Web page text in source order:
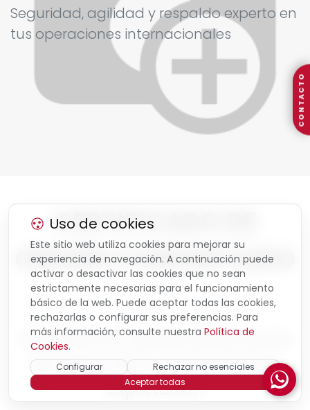
Seguridad, agilidad y respaldo experto en
tus operaciones internacionales
CERTIFICADO DE
ORIGEN COMUNITARIO
Acreditamos oficialmente el país
de origen de tu mercancía de
exportación
Uso de cookies
Este sitio web utiliza cookies para mejorar su
experiencia de navegación. A continuación puede
activar o desactivar las cookies que no sean
estrictamente necesarias para el funcionamiento
básico de la web. Puede aceptar todas las cookies,
rechazarlas o configurar sus preferencias. Para
más información, consulte nuestra Política de
Cookies.
Configurar
Rechazar no esenciales
Aceptar todas
CONTACTO